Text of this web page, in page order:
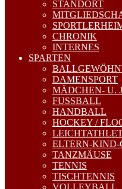
STANDORT
CHRONIK
INTERNES
SPARTEN
DAMENSPORT
MÄDCHEN- U.
FUSSBALL
HANDBALL
HOCKEY /
ELTERN-KIND-
TANZMÄUSE
TENNIS
TISCHTENNIS
VOLLEYBALL